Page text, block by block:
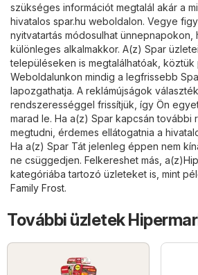
szükséges információt megtalál akár a
hivatalos spar.hu weboldalon. Vegye
nyitvatartás módosulhat
különleges alkalmakkor. A(z) Spar
településeken is megtalálhatóak, köztük
Weboldalunkon mindig a legfrissebb
lapozgathatja. A reklámújságok
rendszerességgel frissítjük, így Ön
marad le. Ha a(z) Spar kapcsán további
megtudni, érdemes ellátogatnia a
Ha a(z) Spar Tát jelenleg éppen nem
ne csüggedjen. Felkereshet más, a(z)
kategóriába tartozó üzleteket is, mint
Family Frost.
További üzletek